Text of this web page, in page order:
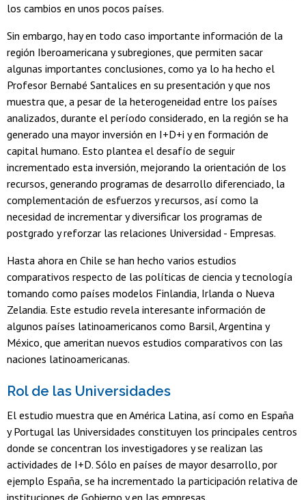
los cambios en unos pocos países.
Sin embargo, hay en todo caso importante información de la
región Iberoamericana y subregiones, que permiten sacar
algunas importantes conclusiones, como ya lo ha hecho el
Profesor Bernabé Santalices en su presentación y que nos
muestra que, a pesar de la heterogeneidad entre los países
analizados, durante el período considerado, en la región se ha
generado una mayor inversión en I+D+i y en formación de
capital humano. Esto plantea el desafío de seguir
incrementado esta inversión, mejorando la orientación de los
recursos, generando programas de desarrollo diferenciado, la
complementación de esfuerzos y recursos, así como la
necesidad de incrementar y diversificar los programas de
postgrado y reforzar las relaciones Universidad - Empresas.
Hasta ahora en Chile se han hecho varios estudios
comparativos respecto de las políticas de ciencia y tecnología
tomando como países modelos Finlandia, Irlanda o Nueva
Zelandia. Este estudio revela interesante información de
algunos países latinoamericanos como Barsil, Argentina y
México, que ameritan nuevos estudios comparativos con las
naciones latinoamericanas.
Rol de las Universidades
El estudio muestra que en América Latina, así como en España
y Portugal las Universidades constituyen los principales centros
donde se concentran los investigadores y se realizan las
actividades de I+D. Sólo en países de mayor desarrollo, por
ejemplo España, se ha incrementado la participación relativa de